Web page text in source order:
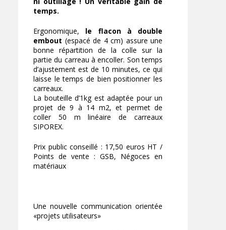
temps.
Ergonomique, le flacon à double
embout (espacé de 4 cm) assure une
bonne répartition de la colle sur la
partie du carreau à encoller. Son temps
d’ajustement est de 10 minutes, ce qui
laisse le temps de bien positionner les
carreaux.
La bouteille d’1kg est adaptée pour un
projet de 9 à 14 m2, et permet de
coller 50 m linéaire de carreaux
SIPOREX.
Prix public conseillé : 17,50 euros HT /
Points de vente : GSB, Négoces en
matériaux
Une nouvelle communication orientée
«projets utilisateurs»